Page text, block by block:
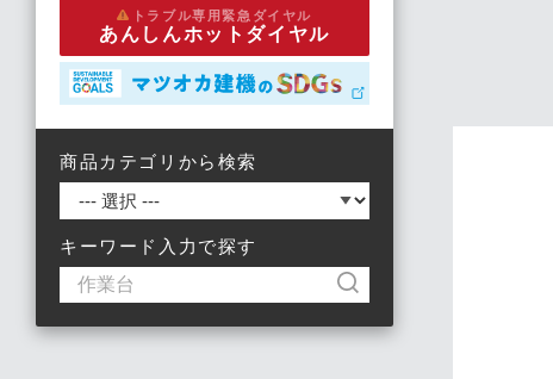
トラブル専用緊急ダイヤル
あんしんホットダイヤル
商品カテゴリから検索
キーワード入力で探す